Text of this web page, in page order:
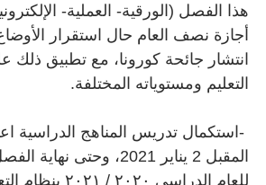
هذا الفصل (الورقية- العملية-
أجازة نصف العام حال استقرار
انتشار جائحة كورونا، مع تطبيق ذلك
التعليم ومستوياته المختلفة.
-استكمال تدريس المناهج الدراسية
المقبل 2 يناير 2021، وحتى
للعام الدراسي